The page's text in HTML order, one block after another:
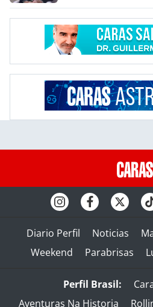
Diario Perfil Noticias
Weekend
Parabrisas
Perfil Brasil:
Aventuras Na Historia